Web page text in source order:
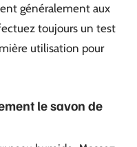
généralement aux
toujours un test
utilisation pour
le savon de